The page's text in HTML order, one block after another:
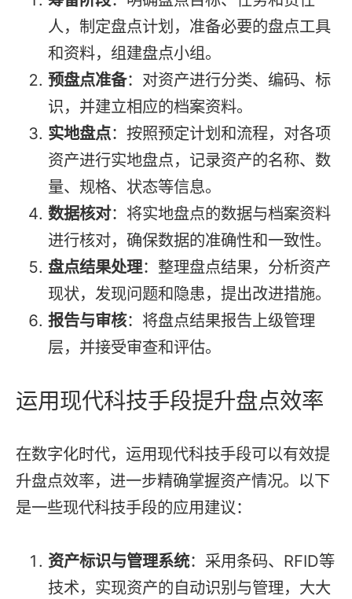
人，制定盘点计划，准备必要的盘点工具
和资料，组建盘点小组。
预盘点准备：对资产进行分类、编码、标
识，并建立相应的档案资料。
实地盘点：按照预定计划和流程，对各项
资产进行实地盘点，记录资产的名称、数
量、规格、状态等信息。
数据核对：将实地盘点的数据与档案资料
进行核对，确保数据的准确性和一致性。
盘点结果处理：整理盘点结果，分析资产
现状，发现问题和隐患，提出改进措施。
报告与审核：将盘点结果报告上级管理
层，并接受审查和评估。
运用现代科技手段提升盘点效率
在数字化时代，运用现代科技手段可以有效提
升盘点效率，进一步精确掌握资产情况。以下
是一些现代科技手段的应用建议：
资产标识与管理系统：采用条码、RFID等
技术，实现资产的自动识别与管理，大大